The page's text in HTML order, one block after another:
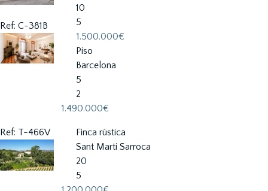
10
5
1.500.000€
Ref: C-381B
Piso
Barcelona
5
2
1.490.000€
Ref: T-466V
Finca rústica
Sant Marti Sarroca
20
5